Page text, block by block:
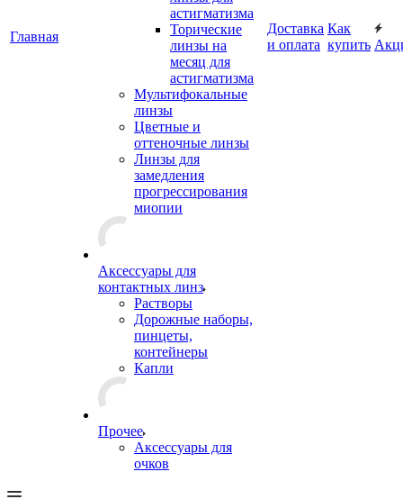
Главная
астигматизма
Торические
линзы на
месяц для
астигматизма
Мультифокальные
линзы
Цветные и
оттеночные линзы
Линзы для
замедления
прогрессирования
миопии
Аксессуары для
контактных линз
Растворы
Дорожные наборы,
пинцеты,
контейнеры
Капли
Прочее
Аксессуары для
очков
Доставка
и оплата
Как
купить